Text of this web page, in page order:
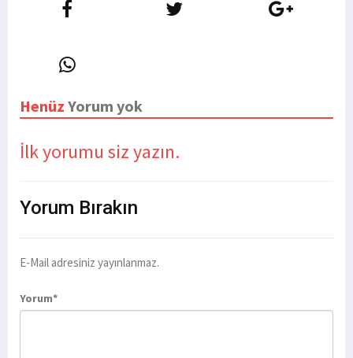
Henüz Yorum yok
İlk yorumu siz yazın.
Yorum Bırakın
E-Mail adresiniz yayınlanmaz.
Yorum*